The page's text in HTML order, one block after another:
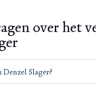
over het
Denzel Slager?